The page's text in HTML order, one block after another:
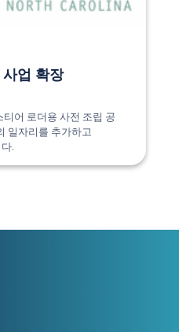
업 확장
티어 로더용 사전 조립 공
일자리를 추가하고
.